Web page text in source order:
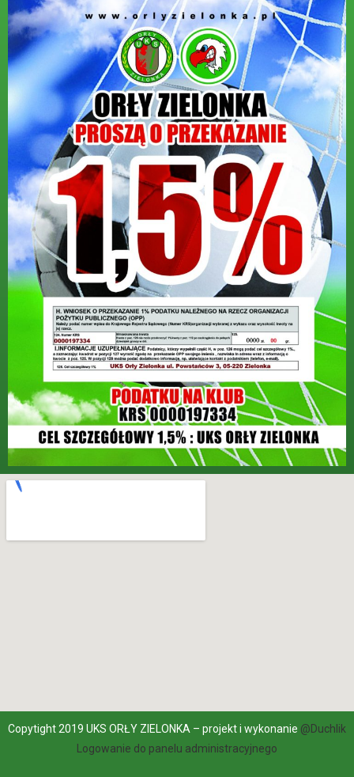
Copytight 2019 UKS ORŁY ZIELONKA – projekt i wykonanie @Duchlik
Logowanie do panelu administracyjnego